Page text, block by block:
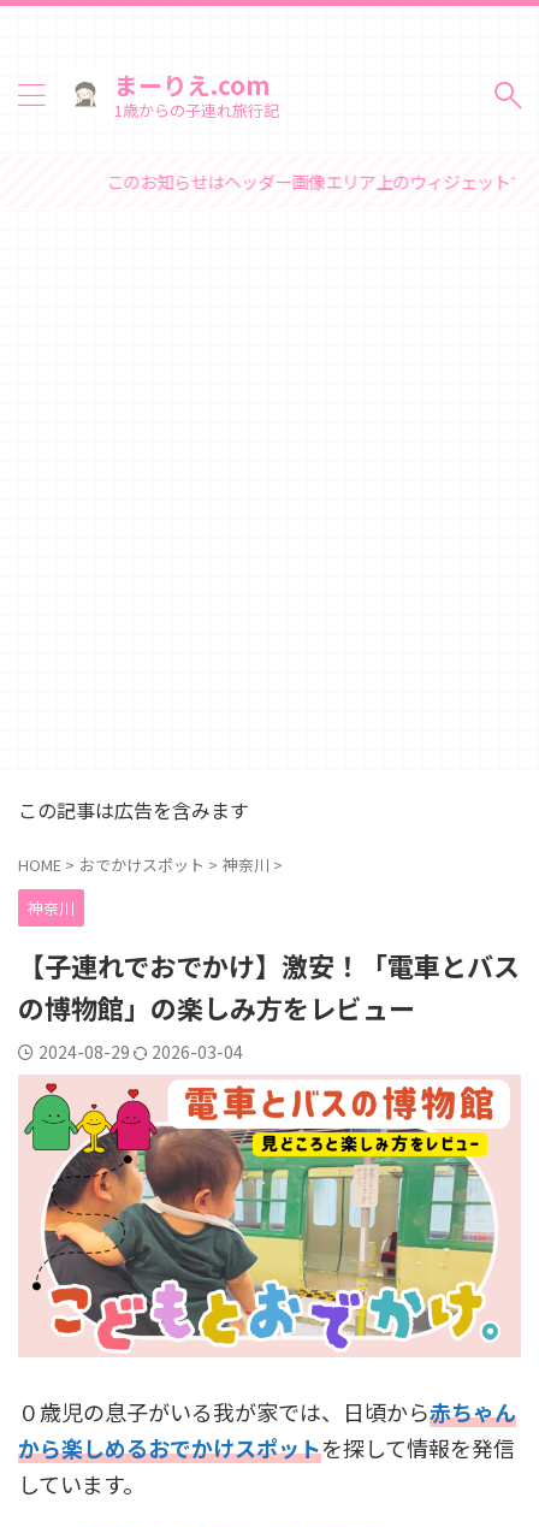
まーりえ.com
1歳からの子連れ旅行記
のお知らせはヘッダー画像エリア上のウィジェットで変更できます
この記事は広告を含みます
HOME > おでかけスポット > 神奈川 >
神奈川
【子連れでおでかけ】激安！「電車とバス
の博物館」の楽しみ方をレビュー
2024-08-29 2026-03-04
０歳児の息子がいる我が家では、日頃から赤ちゃん
から楽しめるおでかけスポットを探して情報を発信
しています。